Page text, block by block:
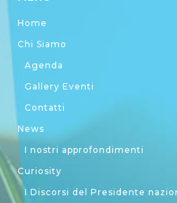
Home
Chi Siamo
Agenda
Gallery Eventi
Contatti
News
I nostri approfondimenti
Curiosity
I Discorsi del Presidente